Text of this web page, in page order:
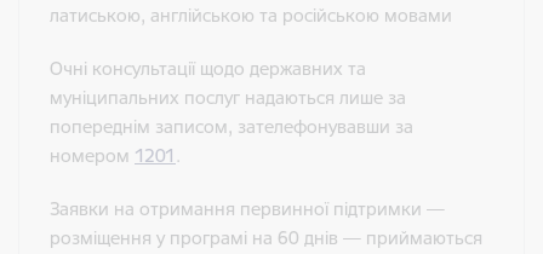
латиською, англійською та російською мовами
Очні консультації щодо державних та
муніципальних послуг надаються лише за
попереднім записом, зателефонувавши за
номером 1201 .
Заявки на отримання первинної підтримки —
розміщення у програмі на 60 днів — приймаються